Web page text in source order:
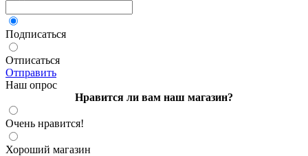
Подписаться
Отписаться
Отправить
Наш опрос
Нравится ли вам наш магазин?
Очень нравится!
Хороший магазин